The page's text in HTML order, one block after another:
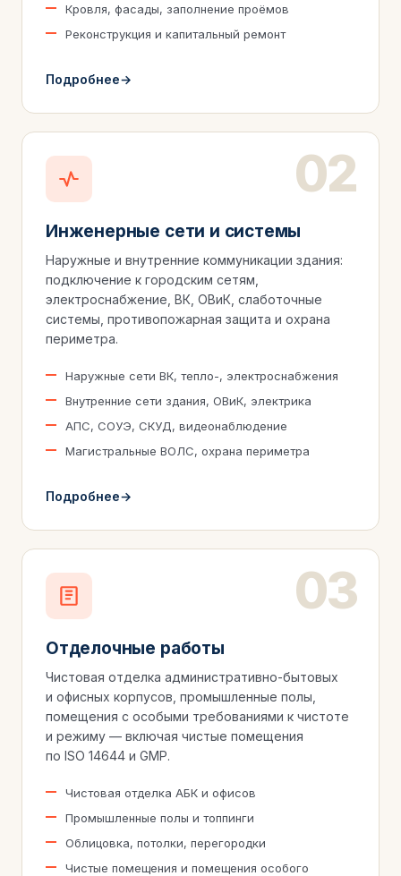
Кровля, фасады, заполнение проёмов
Реконструкция и капитальный ремонт
Подробнее
Инженерные сети и системы
Наружные и внутренние коммуникации здания:
подключение к городским сетям,
электроснабжение, ВК, ОВиК, слаботочные
системы, противопожарная защита и охрана
периметра.
Наружные сети ВК, тепло-, электроснабжения
Внутренние сети здания, ОВиК, электрика
АПС, СОУЭ, СКУД, видеонаблюдение
Магистральные ВОЛС, охрана периметра
Подробнее
Отделочные работы
Чистовая отделка административно-бытовых
и офисных корпусов, промышленные полы,
помещения с особыми требованиями к чистоте
и режиму — включая чистые помещения
по ISO 14644 и GMP.
Чистовая отделка АБК и офисов
Промышленные полы и топпинги
Облицовка, потолки, перегородки
Чистые помещения и помещения особого